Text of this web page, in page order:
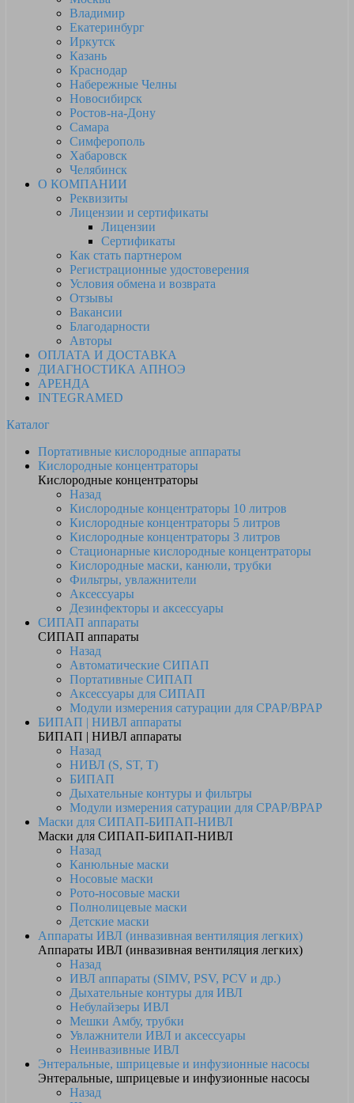
Владимир
Екатеринбург
Иркутск
Казань
Краснодар
Набережные Челны
Новосибирск
Ростов-на-Дону
Самара
Симферополь
Хабаровск
Челябинск
О КОМПАНИИ
Реквизиты
Лицензии и сертификаты
Лицензии
Сертификаты
Как стать партнером
Регистрационные удостоверения
Условия обмена и возврата
Отзывы
Вакансии
Благодарности
Авторы
ОПЛАТА И ДОСТАВКА
ДИАГНОСТИКА АПНОЭ
АРЕНДА
INTEGRAMED
Каталог
Портативные кислородные аппараты
Кислородные концентраторы
Кислородные концентраторы
Назад
Кислородные концентраторы 10 литров
Кислородные концентраторы 5 литров
Кислородные концентраторы 3 литров
Стационарные кислородные концентраторы
Кислородные маски, канюли, трубки
Фильтры, увлажнители
Аксессуары
Дезинфекторы и аксессуары
СИПАП аппараты
СИПАП аппараты
Назад
Автоматические СИПАП
Портативные СИПАП
Аксессуары для СИПАП
Модули измерения сатурации для CPAP/BPAP
БИПАП | НИВЛ аппараты
БИПАП | НИВЛ аппараты
Назад
НИВЛ (S, ST, T)
БИПАП
Дыхательные контуры и фильтры
Модули измерения сатурации для CPAP/BPAP
Маски для СИПАП-БИПАП-НИВЛ
Маски для СИПАП-БИПАП-НИВЛ
Назад
Канюльные маски
Носовые маски
Рото-носовые маски
Полнолицевые маски
Детские маски
Аппараты ИВЛ (инвазивная вентиляция легких)
Аппараты ИВЛ (инвазивная вентиляция легких)
Назад
ИВЛ аппараты (SIMV, PSV, PCV и др.)
Дыхательные контуры для ИВЛ
Небулайзеры ИВЛ
Мешки Амбу, трубки
Увлажнители ИВЛ и аксессуары
Неинвазивные ИВЛ
Энтеральные, шприцевые и инфузионные насосы
Энтеральные, шприцевые и инфузионные насосы
Назад